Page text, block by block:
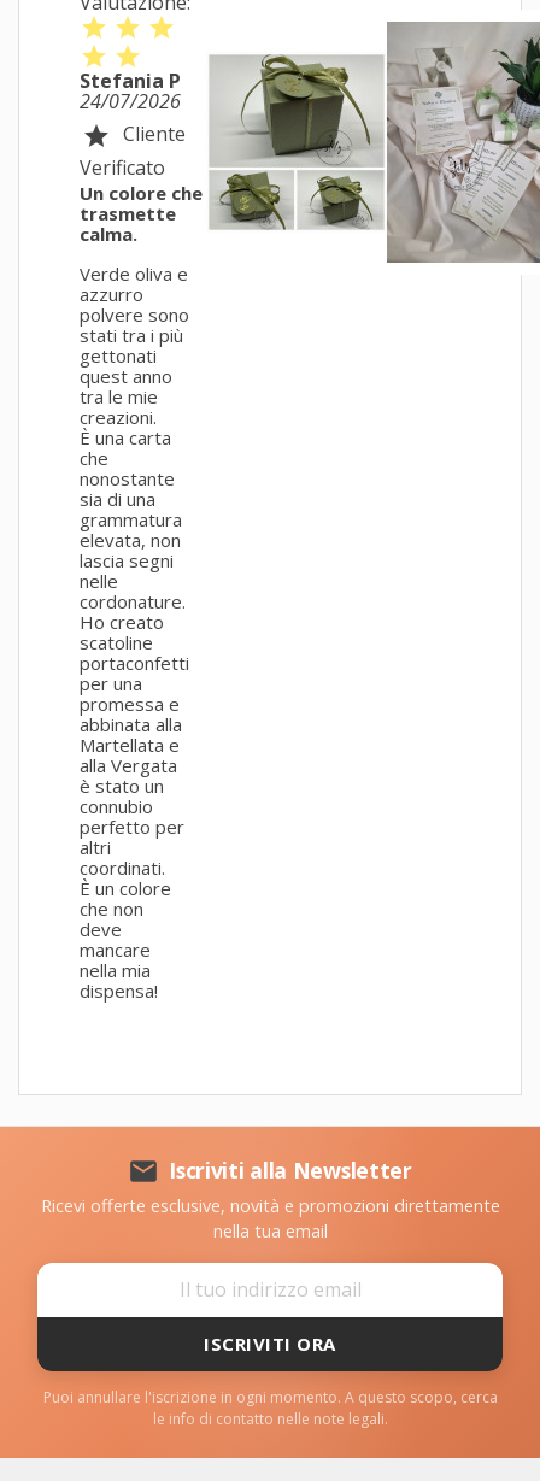
star star star
star star
Stefania P
24/07/2026
star Cliente
Verificato
Un colore che
trasmette
calma.
Verde oliva e
azzurro
polvere sono
stati tra i più
gettonati
quest anno
tra le mie
creazioni.
È una carta
che
nonostante
sia di una
grammatura
elevata, non
lascia segni
nelle
cordonature.
Ho creato
scatoline
portaconfetti
per una
promessa e
abbinata alla
Martellata e
alla Vergata
è stato un
connubio
perfetto per
altri
coordinati.
È un colore
che non
deve
mancare
nella mia
dispensa!
 Iscriviti alla Newsletter
Ricevi offerte esclusive, novità e promozioni direttamente
nella tua email
ISCRIVITI ORA
Puoi annullare l'iscrizione in ogni momento. A questo scopo, cerca
le info di contatto nelle note legali.
Le mie liste di desideri
Crea nuova lista
((modalTitle))
((confirmMessage))
Crea lista dei desideri
Nome lista dei desideri
Accedi
Devi avere effettuato l'accesso per salvare dei prodotti nella